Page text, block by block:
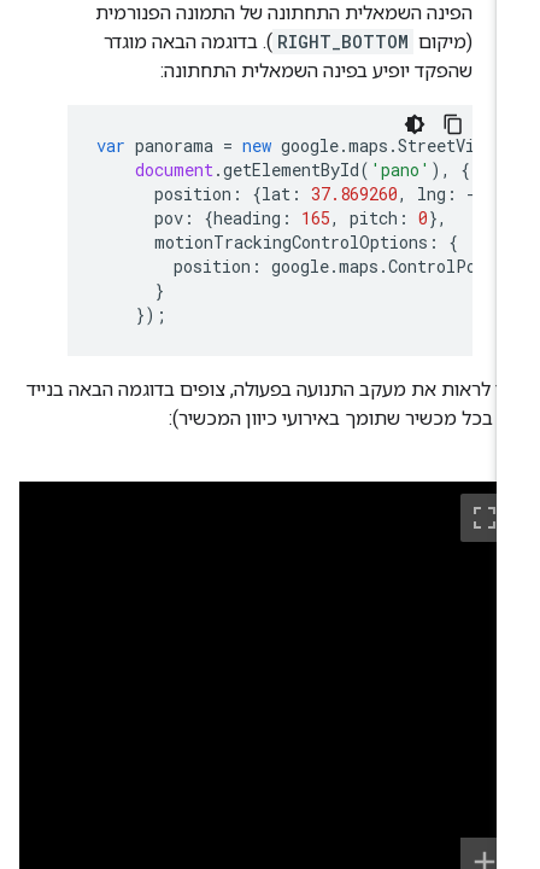
הפינה השמאלית התחתונה של התמונה הפנורמית
(מיקום RIGHT_BOTTOM ). בדוגמה הבאה מוגדר
שהפקד יופיע בפינה השמאלית התחתונה:
var panorama = new google.maps.
document.getElementById('pano' ),
position: { lat: 37.869260, lng
pov: {heading: 165, pitch:
motionTrackingControlOptions
position: google.maps.
לראות את מעקב התנועה בפעולה, צופים בדוגמה הבאה בנייד
בכל מכשיר שתומך באירועי כיוון המכשיר):